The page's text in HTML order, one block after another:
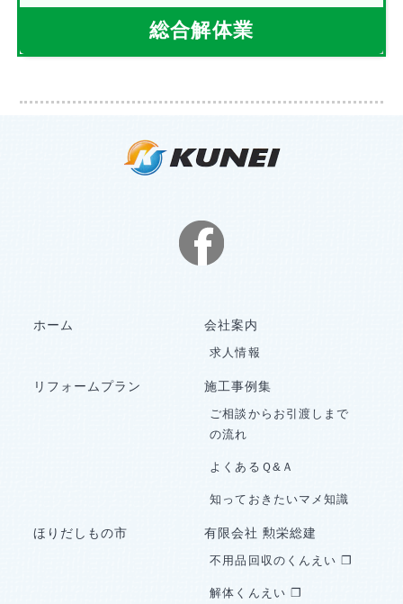
総合解体業
ホーム 会社案内
求人情報
リフォームプラン 施工事例集
ご相談からお引渡しまで
の流れ
よくあるＱ&Ａ
知っておきたいマメ知識
ほりだしもの市 有限会社 勲栄総建
不用品回収のくんえい ❐
解体くんえい ❐